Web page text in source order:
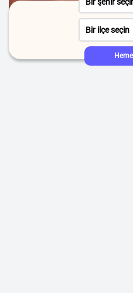
Bir ilçe seçin